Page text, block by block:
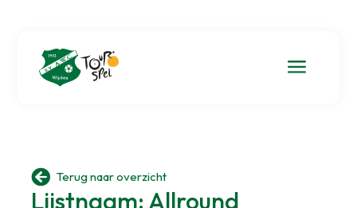
a
 Terug naar overzicht
Lijstnaam: Allround